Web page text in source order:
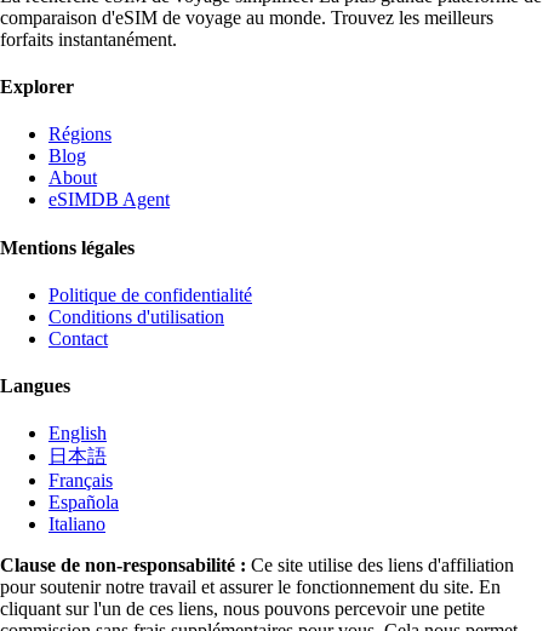
comparaison d'eSIM de voyage au monde. Trouvez les meilleurs
forfaits instantanément.
Explorer
Régions
Blog
About
eSIMDB Agent
Mentions légales
Politique de confidentialité
Conditions d'utilisation
Contact
Langues
English
日本語
Français
Española
Italiano
Clause de non-responsabilité : Ce site utilise des liens d'affiliation
pour soutenir notre travail et assurer le fonctionnement du site. En
cliquant sur l'un de ces liens, nous pouvons percevoir une petite